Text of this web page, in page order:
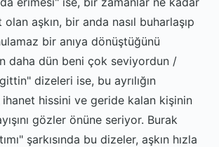
aşkın, bir anda nasıl buharlaşıp
bir anıya dönüştüğünü
daha dün beni çok seviyordun /
dizeleri ise, bu ayrılığın
ihanet hissini ve geride kalan kişinin
gözler önüne seriyor. Burak
şarkısında bu dizeler, aşkın hızla